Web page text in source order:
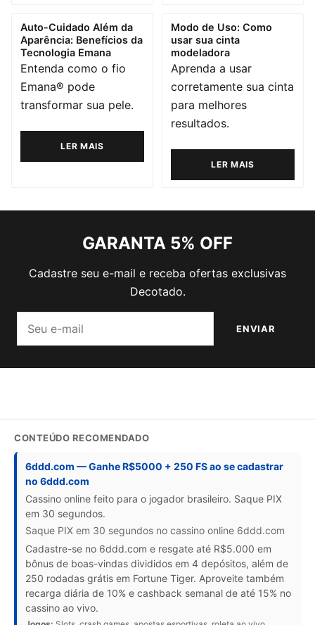
Auto-Cuidado Além da
Aparência: Benefícios da
Tecnologia Emana
Entenda como o fio
Emana® pode
transformar sua pele.
LER MAIS
Modo de Uso: Como
usar sua cinta
modeladora
Aprenda a usar
corretamente sua cinta
para melhores
resultados.
LER MAIS
GARANTA 5% OFF
Cadastre seu e-mail e receba ofertas exclusivas
Decotado.
ENVIAR
CONTEÚDO RECOMENDADO
6ddd.com — Ganhe R$5000 + 250 FS ao se cadastrar
no 6ddd.com
Cassino online feito para o jogador brasileiro. Saque PIX
em 30 segundos.
Saque PIX em 30 segundos no cassino online 6ddd.com
Cadastre-se no 6ddd.com e resgate até R$5.000 em
bônus de boas-vindas divididos em 4 depósitos, além de
250 rodadas grátis em Fortune Tiger. Aproveite também
recarga diária de 10% e cashback semanal de até 15% no
cassino ao vivo.